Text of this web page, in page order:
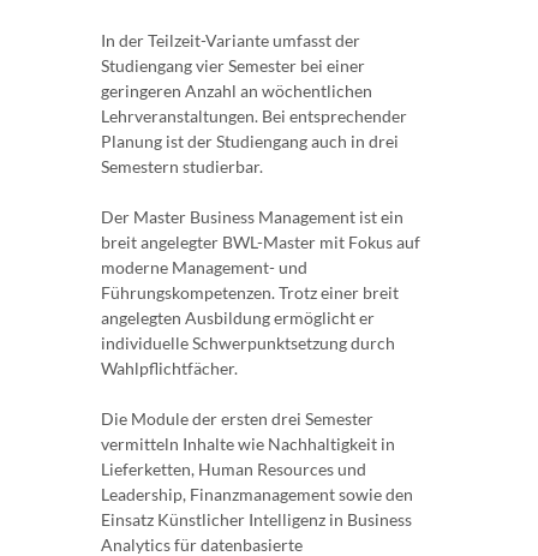
In der Teilzeit-Variante umfasst der
Studiengang vier Semester bei einer
geringeren Anzahl an wöchentlichen
Lehrveranstaltungen. Bei entsprechender
Planung ist der Studiengang auch in drei
Semestern studierbar.
Der Master Business Management ist ein
breit angelegter BWL-Master mit Fokus auf
moderne Management- und
Führungskompetenzen. Trotz einer breit
angelegten Ausbildung ermöglicht er
individuelle Schwerpunktsetzung durch
Wahlpflichtfächer.
Die Module der ersten drei Semester
vermitteln Inhalte wie Nachhaltigkeit in
Lieferketten, Human Resources und
Leadership, Finanzmanagement sowie den
Einsatz Künstlicher Intelligenz in Business
Analytics für datenbasierte